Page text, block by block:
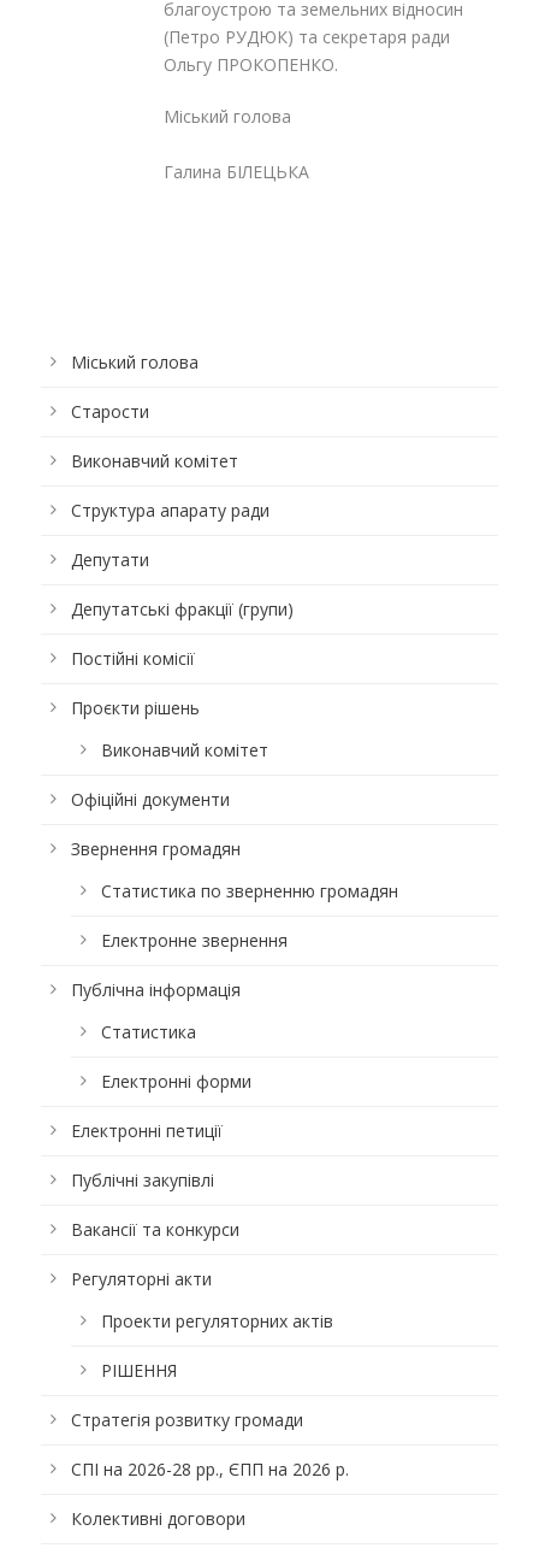
благоустрою та земельних відносин
(Петро РУДЮК) та секретаря ради
Ольгу ПРОКОПЕНКО.
Міський голова
Галина БІЛЕЦЬКА
Міський голова
Старости
Виконавчий комітет
Структура апарату ради
Депутати
Депутатські фракції (групи)
Постійні комісії
Проєкти рішень
Виконавчий комітет
Офіційні документи
Звернення громадян
Статистика по зверненню громадян
Електронне звернення
Публічна інформація
Статистика
Електронні форми
Електронні петиції
Публічні закупівлі
Вакансії та конкурси
Регуляторні акти
Проекти регуляторних актів
РІШЕННЯ
Стратегія розвитку громади
СПІ на 2026-28 рр., ЄПП на 2026 р.
Колективні договори